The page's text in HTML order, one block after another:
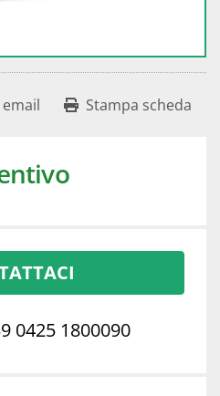
Stampa scheda
0425 1800090